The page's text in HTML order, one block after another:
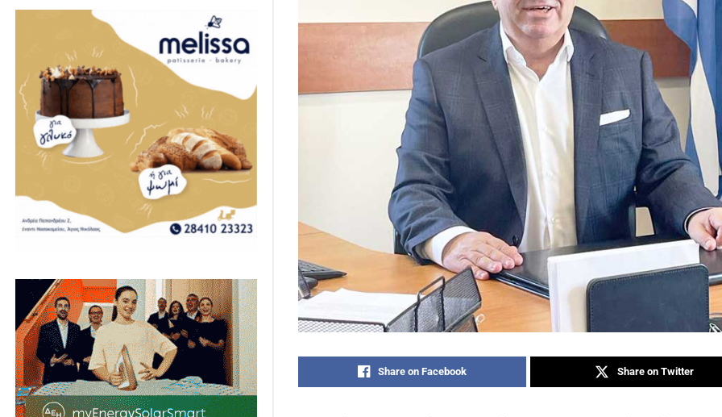
Share on Facebook Share on Twitter